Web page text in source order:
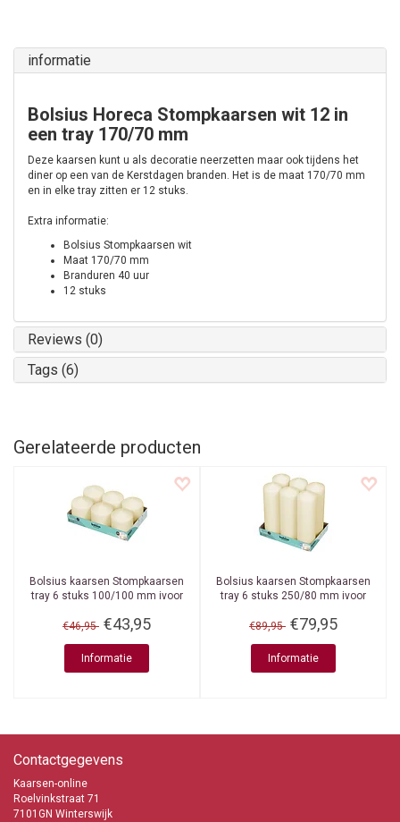
informatie
Bolsius Horeca Stompkaarsen wit 12 in
een tray 170/70 mm
Deze kaarsen kunt u als decoratie neerzetten maar ook tijdens het
diner op een van de Kerstdagen branden. Het is de maat 170/70 mm
en in elke tray zitten er 12 stuks.
Extra informatie:
Bolsius Stompkaarsen wit
Maat 170/70 mm
Branduren 40 uur
12 stuks
Reviews (0)
Tags (6)
Gerelateerde producten
Bolsius kaarsen Stompkaarsen
tray 6 stuks 100/100 mm ivoor
€46,95 €43,95
Informatie
Bolsius kaarsen Stompkaarsen
tray 6 stuks 250/80 mm ivoor
€89,95 €79,95
Informatie
Contactgegevens
Kaarsen-online
Roelvinkstraat 71
7101GN Winterswijk